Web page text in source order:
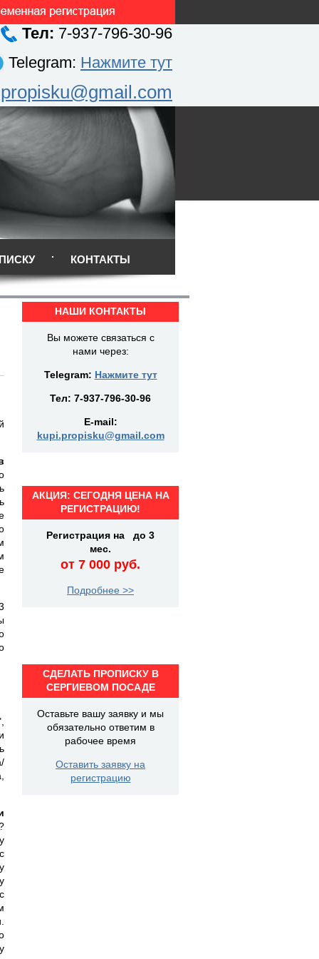
Тел: 7-937-796-30-96
Telegram: Нажмите тут
КОНТАКТЫ
НАШИ КОНТАКТЫ
Вы можете связаться с
нами через:
Telegram: Нажмите тут
Тел: 7-937-796-30-96
E-mail:
kupi.propisku@gmail.com
АКЦИЯ: СЕГОДНЯ ЦЕНА НА
РЕГИСТРАЦИЮ!
Регистрация на до 3
мес.
от 7 000 руб.
Подробнее >>
СДЕЛАТЬ ПРОПИСКУ В
СЕРГИЕВОМ ПОСАДЕ
Оставьте вашу заявку и мы
обязательно ответим в
рабочее время
Оставить заявку на
регистрацию